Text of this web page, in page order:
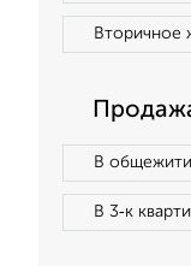
Вторичное
В
В 3‑к